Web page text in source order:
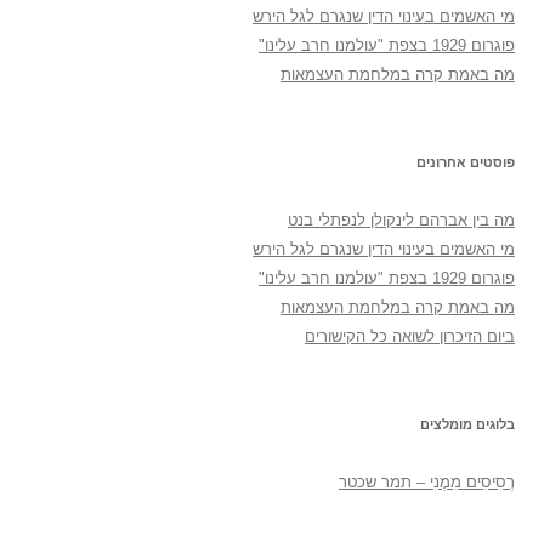
מי האשמים בעינוי הדין שנגרם לגל הירש
פוגרום 1929 בצפת "עולמנו חרב עלינו"
מה באמת קרה במלחמת העצמאות
פוסטים אחרונים
מה בין אברהם לינקולן לנפתלי בנט
מי האשמים בעינוי הדין שנגרם לגל הירש
פוגרום 1929 בצפת "עולמנו חרב עלינו"
מה באמת קרה במלחמת העצמאות
ביום הזיכרון לשואה כל הקישורים
בלוגים מומלצים
רְסִיסִים מִמֶנִי – תמר שכטר